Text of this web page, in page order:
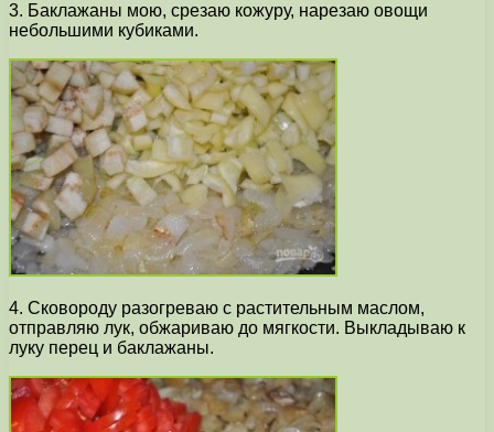
3. Баклажаны мою, срезаю кожуру, нарезаю овощи
небольшими кубиками.
4. Сковороду разогреваю с растительным маслом,
отправляю лук, обжариваю до мягкости. Выкладываю к
луку перец и баклажаны.